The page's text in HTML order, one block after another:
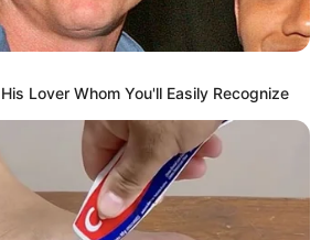
Lover Whom You'll Easily Recognize